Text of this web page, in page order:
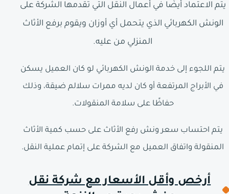
يتم الاعتماد أيضًا في أعمال النقل التي تقدمها الشركة على
الونش الكهربائي الذي يتحمل أي أوزان ويقوم برفع الأثاث
المنزلي من عليه.
يتم اللجوء إلى خدمة الونش الكهربائي لو كان العميل يسكن
في الأبراج المرتفعة أو كان لديه ممرات سلالم ضيقة، وذلك
حفاظًا على سلامة المنقولات.
يتم احتساب سعر ونش رفع الأثاث على حسب كمية الأثاث
المنقولة واتفاق العميل مع الشركة على إتمام عملية النقل.
أرخص وأقل الأسعار مع شركة نقل